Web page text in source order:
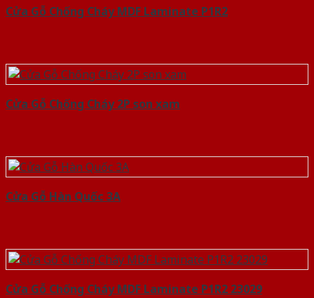
Cửa Gỗ Chống Cháy MDF Laminate P1R2
Cửa Gỗ Chống Cháy 2P son xam
Cửa Gỗ Hàn Quốc 3A
Cửa Gỗ Chống Cháy MDF Laminate P1R2 23029